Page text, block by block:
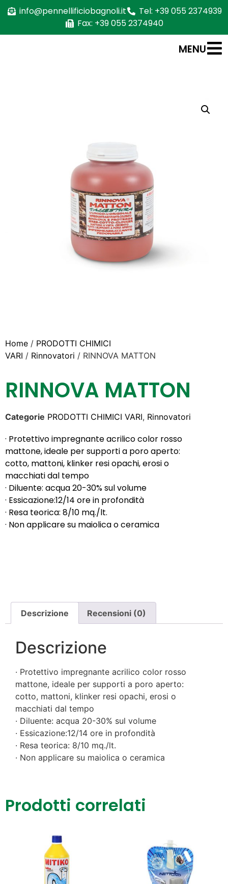
info@pennellificiobagnoli.it
Tel: +39 055 2374939
Fax: +39 055 2374940
MENU
Home / PRODOTTI CHIMICI
VARI / Rinnovatori / RINNOVA MATTON
RINNOVA MATTON
Categorie PRODOTTI CHIMICI VARI, Rinnovatori
· Protettivo impregnante acrilico color rosso
mattone, ideale per supporti a poro aperto:
cotto, mattoni, klinker resi opachi, erosi o
macchiati dal tempo
· Diluente: acqua 20-30% sul volume
· Essicazione:12/14 ore in profondità
· Resa teorica: 8/10 mq./lt.
· Non applicare su maiolica o ceramica
Descrizione Recensioni (0)
Descrizione
· Protettivo impregnante acrilico color rosso
mattone, ideale per supporti a poro aperto:
cotto, mattoni, klinker resi opachi, erosi o
macchiati dal tempo
· Diluente: acqua 20-30% sul volume
· Essicazione:12/14 ore in profondità
· Resa teorica: 8/10 mq./lt.
· Non applicare su maiolica o ceramica
Prodotti correlati